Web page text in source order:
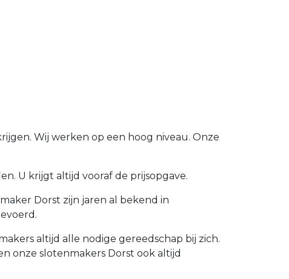
Wij werken op een hoog niveau. Onze
U krijgt altijd vooraf de prijsopgave.
Dorst zijn jaren al bekend in
altijd alle nodige gereedschap bij zich.
onze slotenmakers Dorst ook altijd